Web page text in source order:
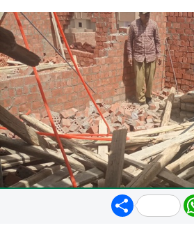
Share